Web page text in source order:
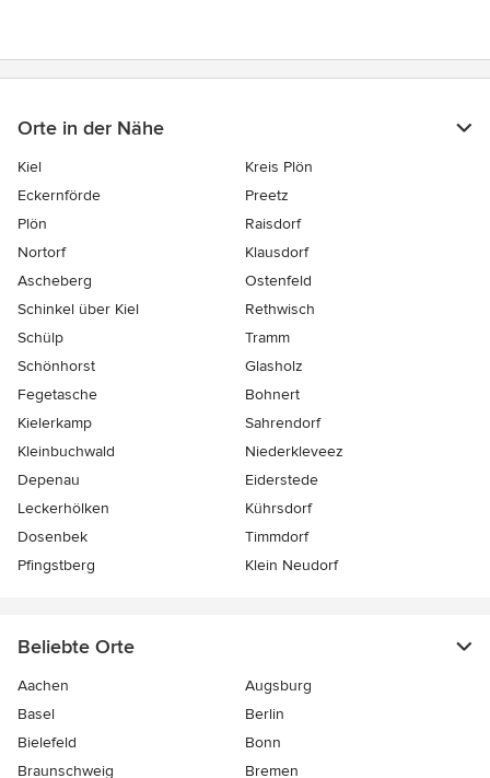
Orte in der Nähe
Kiel
Kreis Plön
Eckernförde
Preetz
Plön
Raisdorf
Nortorf
Klausdorf
Ascheberg
Ostenfeld
Schinkel über Kiel
Rethwisch
Schülp
Tramm
Schönhorst
Glasholz
Fegetasche
Bohnert
Kielerkamp
Sahrendorf
Kleinbuchwald
Niederkleveez
Depenau
Eiderstede
Leckerhölken
Kührsdorf
Dosenbek
Timmdorf
Pfingstberg
Klein Neudorf
Beliebte Orte
Aachen
Augsburg
Basel
Berlin
Bielefeld
Bonn
Braunschweig
Bremen